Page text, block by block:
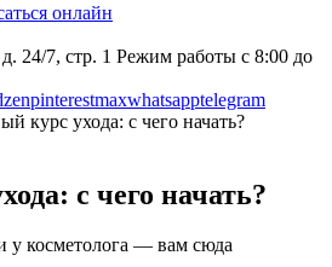
онлайн
24/7, стр. 1 Режим работы с 8:00 до
pinterestmaxwhatsapptelegram
курс ухода: с чего начать?
с чего начать?
у косметолога — вам сюда